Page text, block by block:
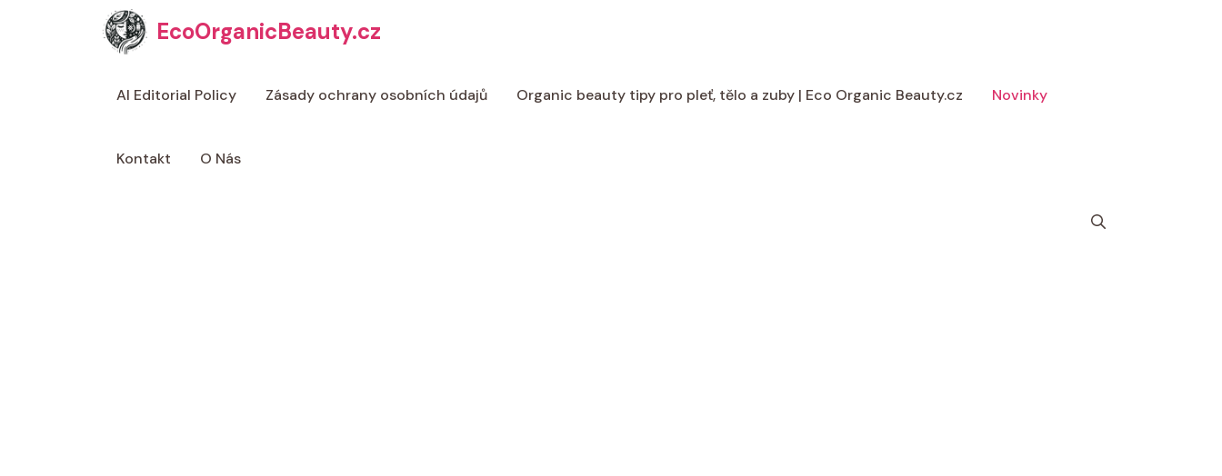
EcoOrganicBeauty.cz
AI Editorial Policy Zásady ochrany osobních údajů Organic beauty tipy pro pleť, tělo a zuby | Eco Organic Beauty.cz Novinky
Kontakt O Nás